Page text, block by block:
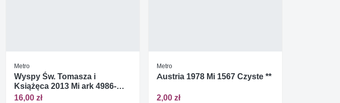
Metro
Wyspy Św. Tomasza i
Książęca 2013 Mi ark 4986-
4989 Czyste **
16,00 zł
Metro
Austria 1978 Mi 1567 Czyste **
2,00 zł